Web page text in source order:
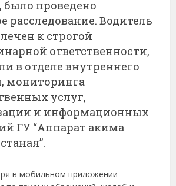
было проведено
расследование. Водитель
к строгой
ответственности,
в отделе внутреннего
мониторинга
услуг,
и информационных
ГУ “Аппарат акима
в мобильном приложении